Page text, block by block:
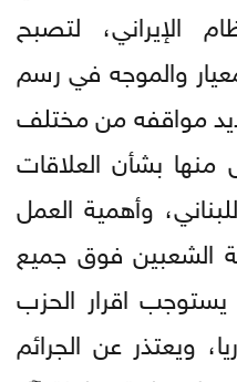
الإيراني، لتصبح
والموجه في رسم
مواقفه من مختلف
بشأن العلاقات
وأهمية العمل
فوق جميع
يستوجب اقرار الحزب
ويعتذر عن الجرائم